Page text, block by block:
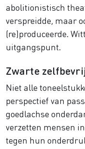
abolitionistisch
verspreidde, maar
(re)produceerde.
uitgangspunt.
Zwarte
Niet alle
perspectief van
goedlachse
verzetten mensen
tegen hun